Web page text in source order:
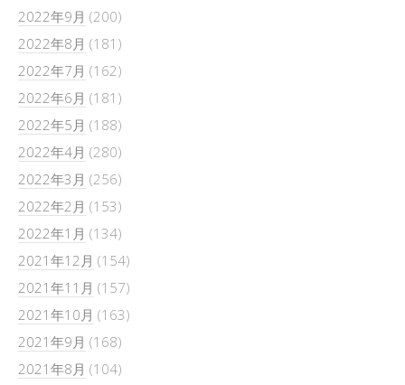
2022年9月 (200)
2022年8月 (181)
2022年7月 (162)
2022年6月 (181)
2022年5月 (188)
2022年4月 (280)
2022年3月 (256)
2022年2月 (153)
2022年1月 (134)
2021年12月 (154)
2021年11月 (157)
2021年10月 (163)
2021年9月 (168)
2021年8月 (104)